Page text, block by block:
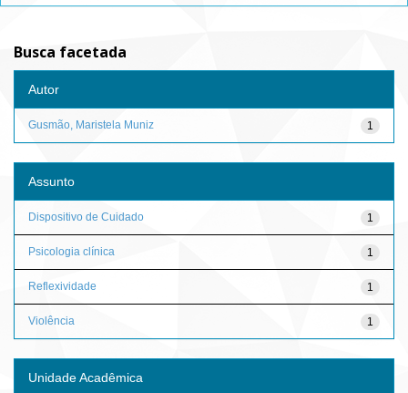
Busca facetada
Autor
1
Gusmão, Maristela Muniz
Assunto
1
Dispositivo de Cuidado
1
Psicologia clínica
1
Reflexividade
1
Violência
Unidade Acadêmica